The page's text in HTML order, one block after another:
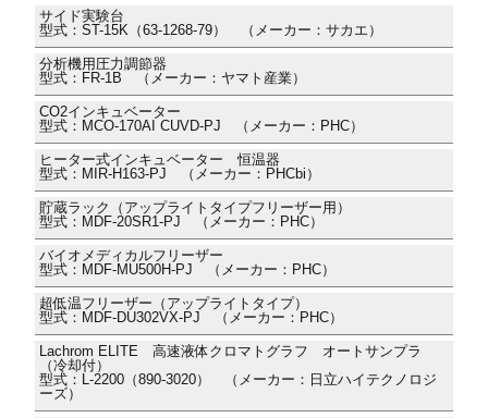
サイド実験台
型式：ST-15K（63-1268-79） （メーカー：サカエ）
分析機用圧力調節器
型式：FR-1B （メーカー：ヤマト産業）
CO2インキュベーター
型式：MCO-170AI CUVD-PJ （メーカー：PHC）
ヒーター式インキュベーター 恒温器
型式：MIR-H163-PJ （メーカー：PHCbi）
貯蔵ラック（アップライトタイプフリーザー用）
型式：MDF-20SR1-PJ （メーカー：PHC）
バイオメディカルフリーザー
型式：MDF-MU500H-PJ （メーカー：PHC）
超低温フリーザー（アップライトタイプ）
型式：MDF-DU302VX-PJ （メーカー：PHC）
Lachrom ELITE 高速液体クロマトグラフ オートサンプラ
（冷却付）
型式：L-2200（890-3020） （メーカー：日立ハイテクノロジ
ーズ）